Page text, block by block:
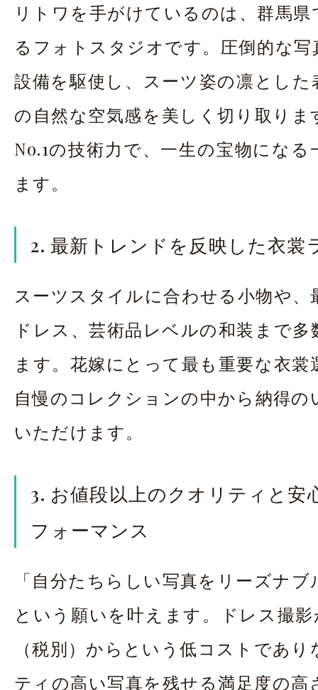
リトワを手がけているのは、群馬
るフォトスタジオです。圧倒的な
設備を駆使し、スーツ姿の凛とした
の自然な空気感を美しく切り取りま
No.1の技術力で、一生の宝物にな
ます。
2. 最新トレンドを反映した衣裳
スーツスタイルに合わせる小物や
ドレス、芸術品レベルの和装まで
ます。花嫁にとって最も重要な衣
自慢のコレクションの中から納得
いただけます。
3. お値段以上のクオリティと安
フォーマンス
「自分たちらしい写真をリーズナ
という願いを叶えます。ドレス撮影
（税別）からという低コストであ
ティの高い写真を残せる満足度の高